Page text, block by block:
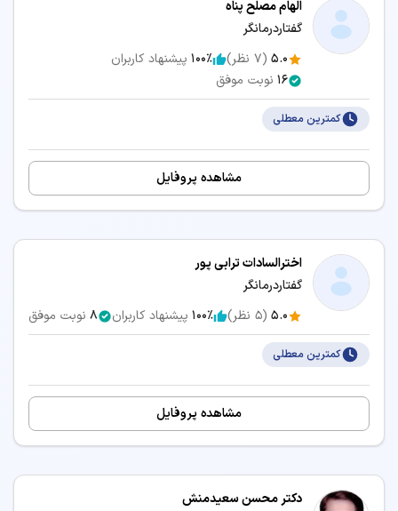
تخصص‌های مرتبط:
👨‍⚕️ نوبت‌دهی دکتر دکترای حرفه‌ای داروسازی در یزد
👨‍⚕️ نوبت‌دهی دکتر دکترای حرفه‌ای دامپزشکی در یزد
جستجو در شهرهای دیگر:
گفتاردرمانی تهران گفتاردرمانی اصفهان
گفتاردرمانی مشهد
گفتاردرمانی رشت
گفتاردرمانی اهواز
گفتاردرمانی ارومیه
گفتاردرمانی خرم آباد
گفتاردرمانی کرمانشاه
گفتاردرمانی یاسوج
گفتاردرمانی گرگان
گفتاردرمانی ساری
گفتاردرمانی بندرعباس
گفتاردرمانی کرمان
گفتاردرمانی اراک
گفتاردرمانی بجنورد
گفتاردرمانی سنندج
گفتاردرمانی قم
گفتاردرمانی بیرجند
گفتاردرمانی سمنان
الهام مصلح پناه
گفتاردرمانگر
5.0
(
7 نظر) 100٪ پیشنهاد کاربران
16 نوبت موفق
کمترین معطلی
مشاهده پروفایل
اخترالسادات ترابی پور
گفتاردرمانگر
5.0
(
5 نظر) 100٪ پیشنهاد کاربران 8 نوبت موفق
کمترین معطلی
مشاهده پروفایل
دکتر محسن سعیدمنش